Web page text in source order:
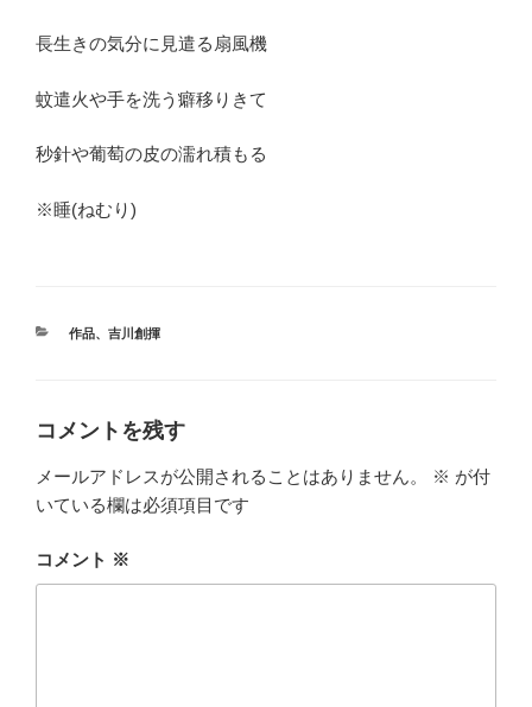
長生きの気分に見遣る扇風機
蚊遣火や手を洗う癖移りきて
秒針や葡萄の皮の濡れ積もる
※睡(ねむり)
カ
作品、 吉川創揮
コメントを残す
メールアドレスが公開されることはありません。 ※ が付
いている欄は必須項目です
コメント ※